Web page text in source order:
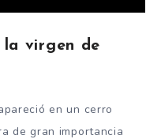
la virgen de
en un cerro
de gran importancia